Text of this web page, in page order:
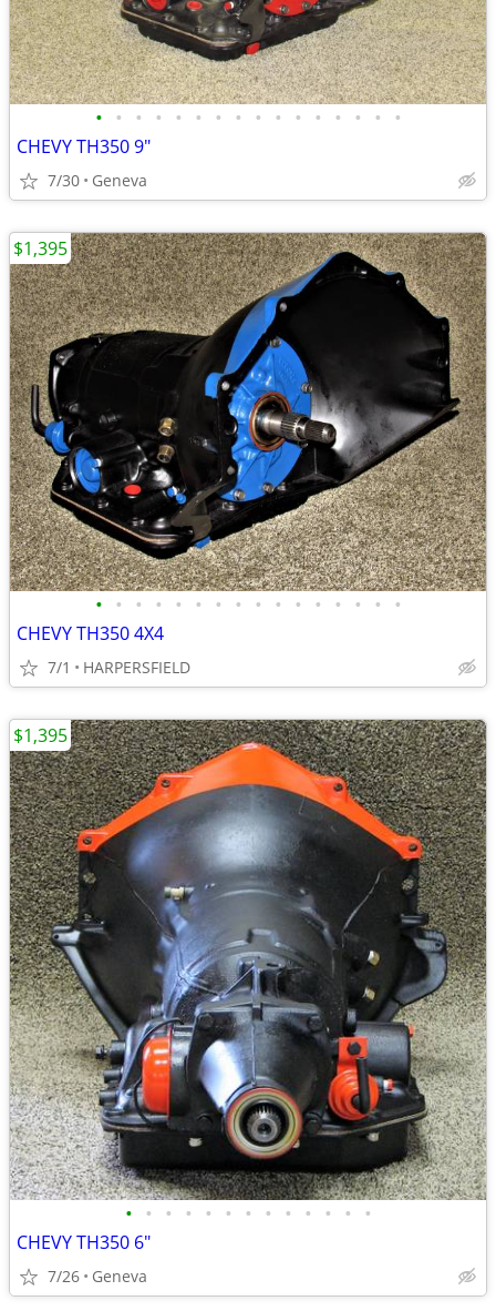
• • • • • • • • • • • • • • • •
CHEVY TH350 9"
7/30 Geneva
• • • • • • • • • • • • • • • •
CHEVY TH350 4X4
7/1 HARPERSFIELD
$1,395
• • • • • • • • • • • • •
CHEVY TH350 6"
7/26 Geneva
$1,395